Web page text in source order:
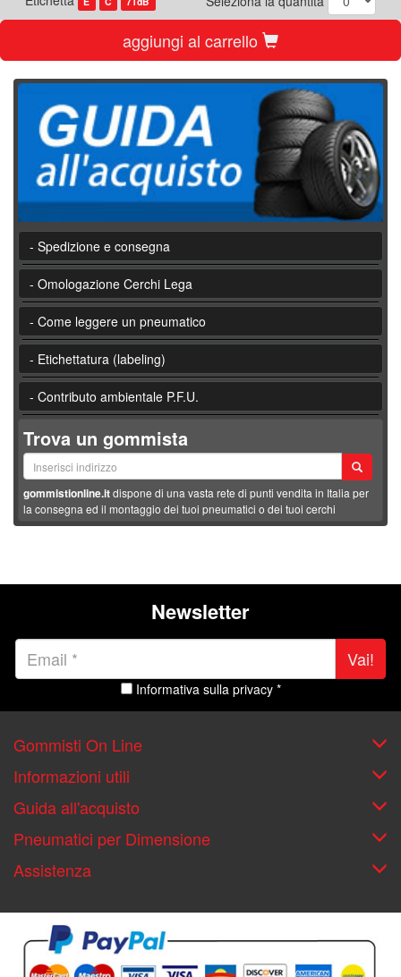
aggiungi al carrello
- Spedizione e consegna
- Omologazione Cerchi Lega
- Come leggere un pneumatico
- Etichettatura (labeling)
- Contributo ambientale P.F.U.
Trova un gommista
gommistionline.itdispone di una vasta rete di punti vendita in Italia per
la consegna ed il montaggio dei tuoi pneumatici o dei tuoi cerchi
Newsletter
Vai!
Informativa sulla privacy *
Gommisti On Line
Informazioni utili
Guida all'acquisto
Pneumatici per Dimensione
Assistenza